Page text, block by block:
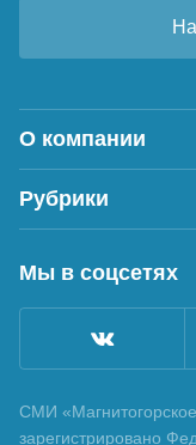
О компании
Рубрики
Мы в соцсетях
СМИ
зарегистрировано